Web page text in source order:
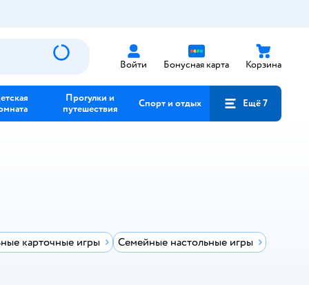
Войти Бонусная карта Корзина
Прогулки и
путешествия
Спорт и отдых Ещё 7
карточные игры Семейные настольные игры